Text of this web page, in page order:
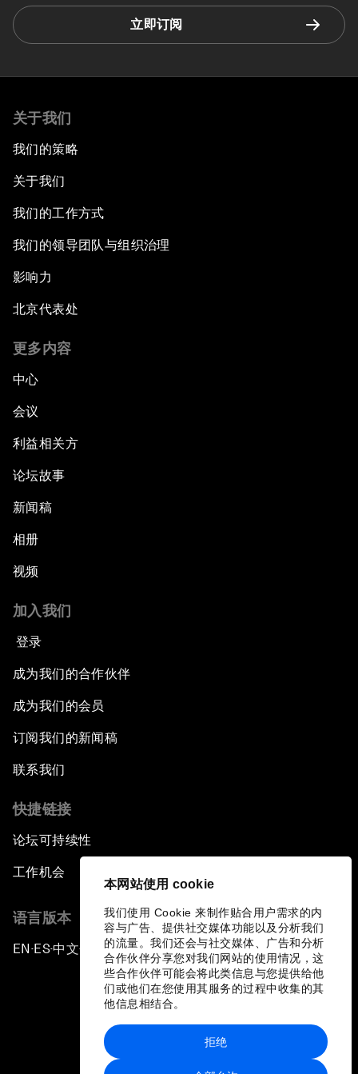
本网站使用 cookie
我们使用 Cookie 来制作贴合用户需求的内
容与广告、提供社交媒体功能以及分析我们
的流量。我们还会与社交媒体、广告和分析
合作伙伴分享您对我们网站的使用情况，这
些合作伙伴可能会将此类信息与您提供给他
们或他们在您使用其服务的过程中收集的其
他信息相结合。
拒绝
立即订阅
关于我们
我们的策略
关于我们
我们的工作方式
我们的领导团队与组织治理
影响力
北京代表处
更多内容
中心
会议
利益相关方
论坛故事
新闻稿
相册
视频
加入我们
登录
成为我们的合作伙伴
成为我们的会员
订阅我们的新闻稿
联系我们
快捷链接
论坛可持续性
工作机会
语言版本
EN ▪ES▪中文▪ 日本語